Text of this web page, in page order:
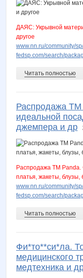
ДАЯС: Укрывной
другое
www.nn.ru/community/
fedsp.com/search/
Читать полностью
Распродажа ТМ
идеальной
джемпера и др
Распродажа ТМ Panda.
платья, жакеты,
www.nn.ru/community/
fedsp.com/search/
Читать полностью
Фи*то**си*ла.
медицинского
медтехника и